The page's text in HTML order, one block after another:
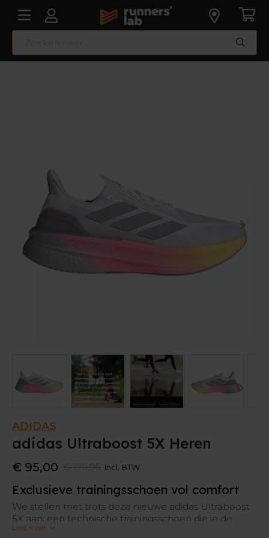
ADIDAS
adidas Ultraboost 5X Heren
€ 95,00 Incl. BTW
Exclusieve trainingsschoen vol comfort
We stellen met trots deze nieuwe adidas Ultraboost
5X aan: een technische trainingsschoen die je de
nodige energie geeft tijdens het lopen. Deze
Lees meer